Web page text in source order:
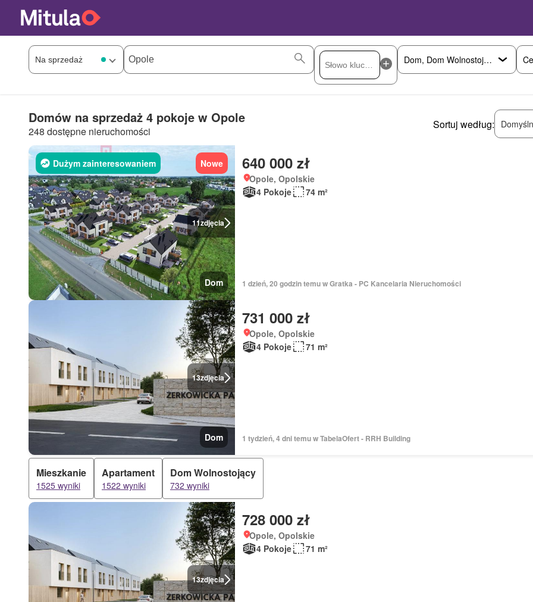
Domów na sprzedaż 4 pokoje w Opole
248 dostępne nieruchomości
Sortuj według:
11zdjęcia
Dużym zainteresowaniem Nowe
Dom
640 000 zł
Opole, Opolskie
4 Pokoje
74 m²
1 dzień, 20 godzin temu w Gratka - PC Kancelaria Nieruchomości
13zdjęcia
Dom
731 000 zł
Opole, Opolskie
4 Pokoje
71 m²
1 tydzień, 4 dni temu w TabelaOfert - RRH Building
Mieszkanie
1525 wyniki
Apartament
1522 wyniki
Dom Wolnostojący
732 wyniki
13zdjęcia
728 000 zł
Opole, Opolskie
4 Pokoje
71 m²